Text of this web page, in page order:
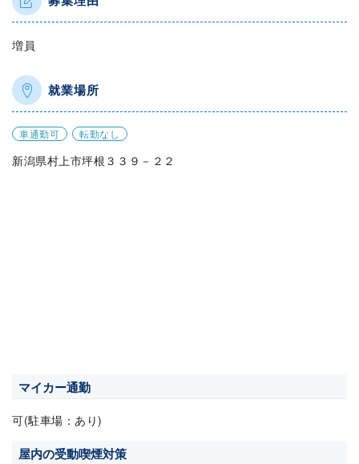
増員
就業場所
車通勤可 転勤なし
新潟県村上市坪根３３９－２２
マイカー通勤
可(駐車場：あり)
屋内の受動喫煙対策